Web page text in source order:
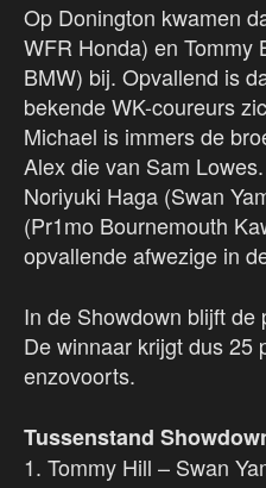
Op Donington kwamen
WFR Honda) en Tommy
BMW) bij. Opvallend is
bekende WK-coureurs
Michael is immers de
Alex die van Sam
Noriyuki Haga (Swan
(Pr1mo Bournemouth
opvallende afwezige in
In de Showdown blijft de
De winnaar krijgt dus 25
enzovoorts.
Tussenstand
1. Tommy Hill – Swan